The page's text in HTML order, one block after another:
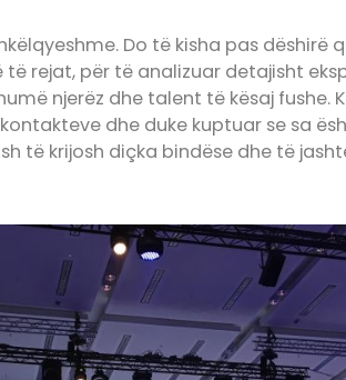
Do të kisha pas dëshirë
rejat, për të analizuar detajisht
njerëz dhe talent të kësaj fushe.
dhe duke kuptuar se sa
të krijosh diçka bindëse dhe të